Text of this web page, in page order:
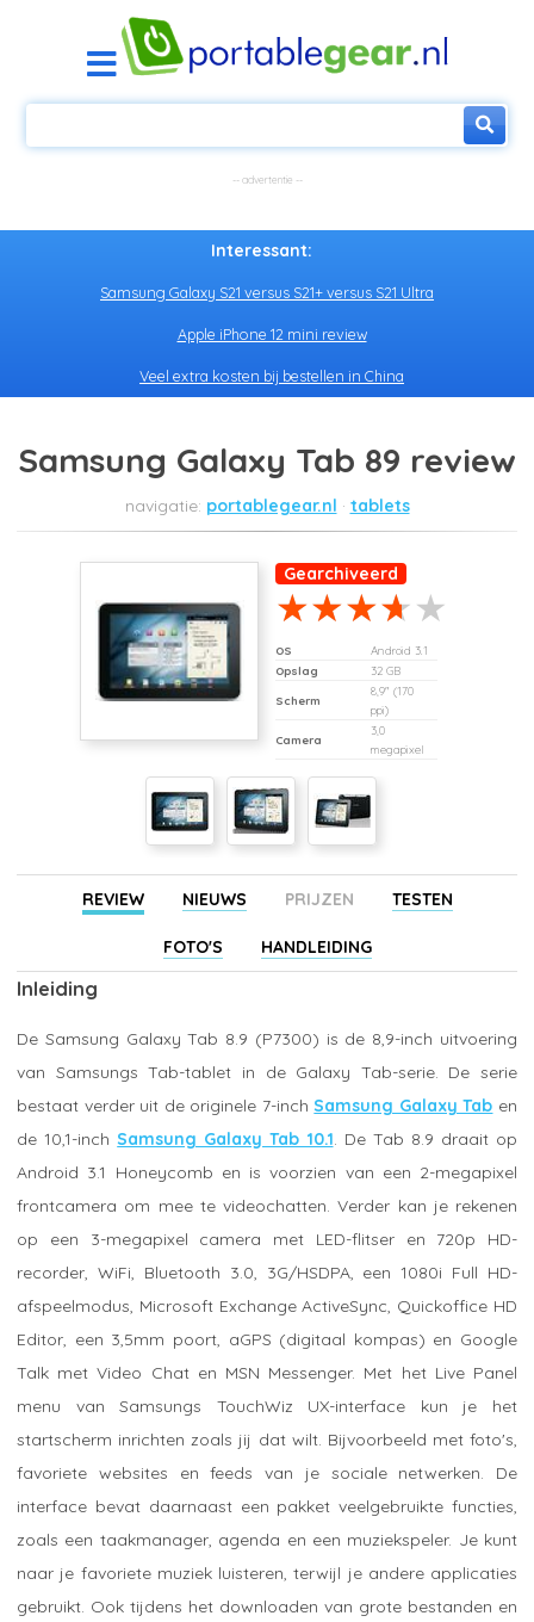
Interessant:
Samsung Galaxy S21 versus S21+ versus S21 Ultra
Apple iPhone 12 mini review
Veel extra kosten bij bestellen in China
Samsung Galaxy Tab 89 review
portablegear.nl tablets
Gearchiveerd
OS
Android 3.1
Opslag
32 GB
Scherm
8,9" (170
ppi)
Camera
3,0
megapixel
REVIEW NIEUWS PRIJZEN TESTEN
FOTO'S HANDLEIDING
Inleiding
De Samsung Galaxy Tab 8.9 (P7300) is de 8,9-inch uitvoering
van Samsungs Tab-tablet in de Galaxy Tab-serie. De serie
bestaat verder uit de originele 7-inchSamsung Galaxy Tab en
de 10,1-inchSamsung Galaxy Tab 10.1 . De Tab 8.9 draait op
Android 3.1 Honeycomb en is voorzien van een 2-megapixel
frontcamera om mee te videochatten. Verder kan je rekenen
op een 3-megapixel camera met LED-flitser en 720p HD-
recorder, WiFi, Bluetooth 3.0, 3G/HSDPA, een 1080i Full HD-
afspeelmodus, Microsoft Exchange ActiveSync, Quickoffice HD
Editor, een 3,5mm poort, aGPS (digitaal kompas) en Google
Talk met Video Chat en MSN Messenger. Met het Live Panel
menu van Samsungs TouchWiz UX-interface kun je het
startscherm inrichten zoals jij dat wilt. Bijvoorbeeld met foto's,
favoriete websites en feeds van je sociale netwerken. De
interface bevat daarnaast een pakket veelgebruikte functies,
zoals een taakmanager, agenda en een muziekspeler. Je kunt
naar je favoriete muziek luisteren, terwijl je andere applicaties
gebruikt. Ook tijdens het downloaden van grote bestanden en